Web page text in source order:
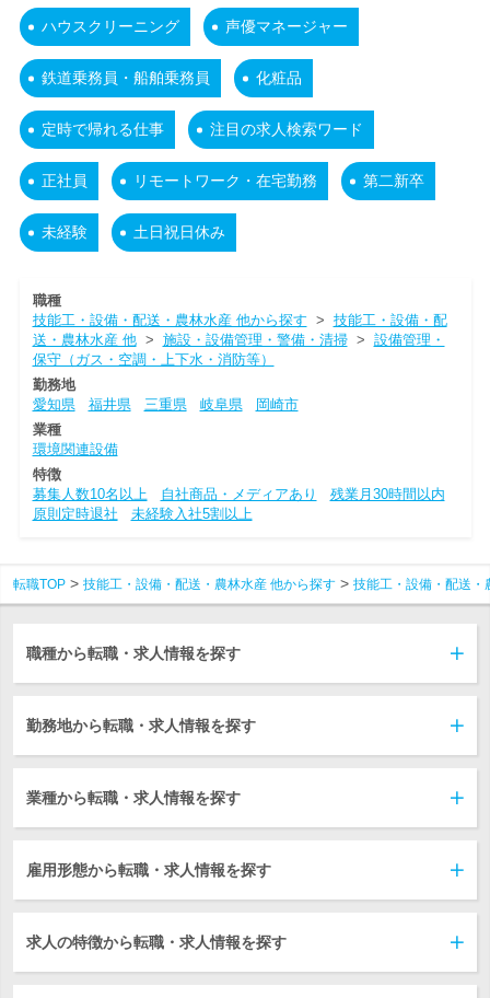
ハウスクリーニング 声優マネージャー
鉄道乗務員・船舶乗務員 化粧品
定時で帰れる仕事 注目の求人検索ワード
正社員 リモートワーク・在宅勤務 第二新卒
未経験 土日祝日休み
職種
技能工・設備・配送・農林水産 他から探す > 技能工・設備・配
送・農林水産 他> 施設・設備管理・警備・清掃> 設備管理・
保守（ガス・空調・上下水・消防等）
勤務地
愛知県
福井県 三重県 岐阜県
岡崎市
業種
環境関連設備
特徴
募集人数10名以上
自社商品・メディアあり
残業月30時間以内
原則定時退社
未経験入社5割以上
転職TOP 技能工・設備・配送・農林水産 他から探す 技能工・設備・配送・
職種から転職・求人情報を探す
勤務地から転職・求人情報を探す
業種から転職・求人情報を探す
雇用形態から転職・求人情報を探す
求人の特徴から転職・求人情報を探す